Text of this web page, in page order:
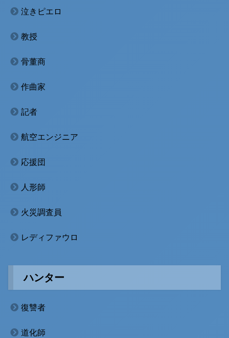
泣きピエロ
教授
骨董商
作曲家
記者
航空エンジニア
応援団
人形師
火災調査員
レディファウロ
ハンター
復讐者
道化師